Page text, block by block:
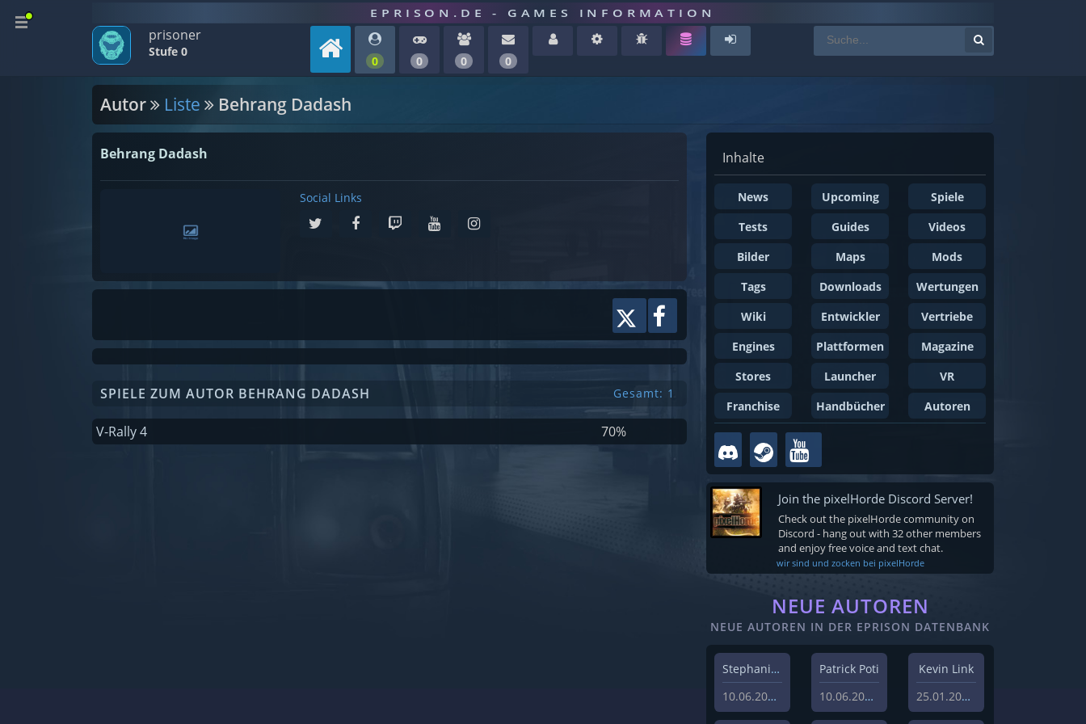
EPRISON.DE - GAMES INFORMATION
prisoner
Stufe 0
0 0 0 0
Autor Liste Behrang Dadash
Behrang Dadash
Social Links
SPIELE ZUM AUTOR BEHRANG DADASH Gesamt: 1
V-Rally 4 70%
Inhalte
News Upcoming
Spiele
Tests
Guides
Videos
Bilder
Maps
Mods
Tags
Downloads
Wertungen
Wiki
Entwickler
Vertriebe
Engines
Plattformen
Magazine
Stores
Launcher
VR
Franchise
Handbücher Autoren
Join the pixelHorde Discord Server!
Check out the pixelHorde community on
Discord - hang out with 32 other members
and enjoy free voice and text chat.
wir sind und zocken bei pixelHorde
NEUE AUTOREN
NEUE AUTOREN IN DER EPRISON DATENBANK
Stephanie Schlottag
10.06.2026
Patrick Poti
10.06.2026
Kevin Link
25.01.2024